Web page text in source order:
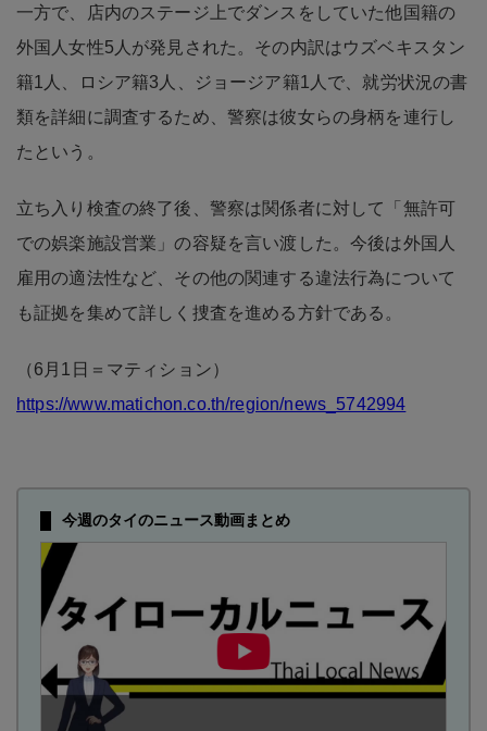
一方で、店内のステージ上でダンスをしていた他国籍の
外国人女性5人が発見された。その内訳はウズベキスタン
籍1人、ロシア籍3人、ジョージア籍1人で、就労状況の書
類を詳細に調査するため、警察は彼女らの身柄を連行し
たという。
立ち入り検査の終了後、警察は関係者に対して「無許可
での娯楽施設営業」の容疑を言い渡した。今後は外国人
雇用の適法性など、その他の関連する違法行為について
も証拠を集めて詳しく捜査を進める方針である。
（6月1日＝マティション）
https://www.matichon.co.th/region/news_5742994
今週のタイのニュース動画まとめ